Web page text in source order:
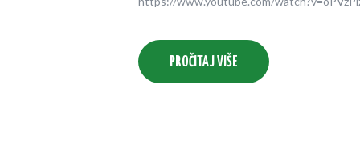
PROČITAJ VIŠE